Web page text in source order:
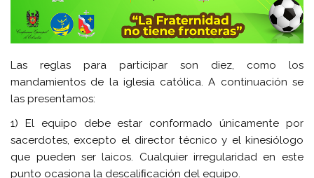
Las reglas para participar son diez, como los
mandamientos de la iglesia católica. A continuación se
las presentamos:
1) El equipo debe estar conformado únicamente por
sacerdotes, excepto el director técnico y el kinesiólogo
que pueden ser laicos. Cualquier irregularidad en este
punto ocasiona la descaliﬁcación del equipo.